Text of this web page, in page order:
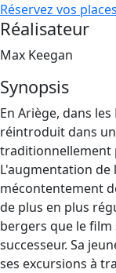
Réservez vos places
Réalisateur
Max Keegan
Synopsis
En Ariège, dans
réintroduit dans
traditionnellement
L'augmentation
mécontentement
de plus en plus
bergers que le
successeur. Sa
ses excursions à